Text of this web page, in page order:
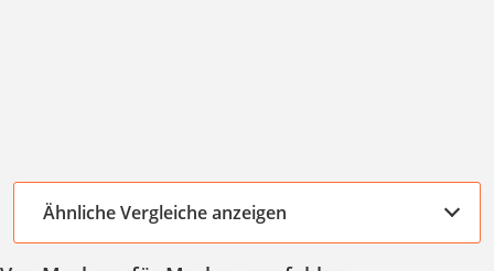
Ähnliche Vergleiche anzeigen